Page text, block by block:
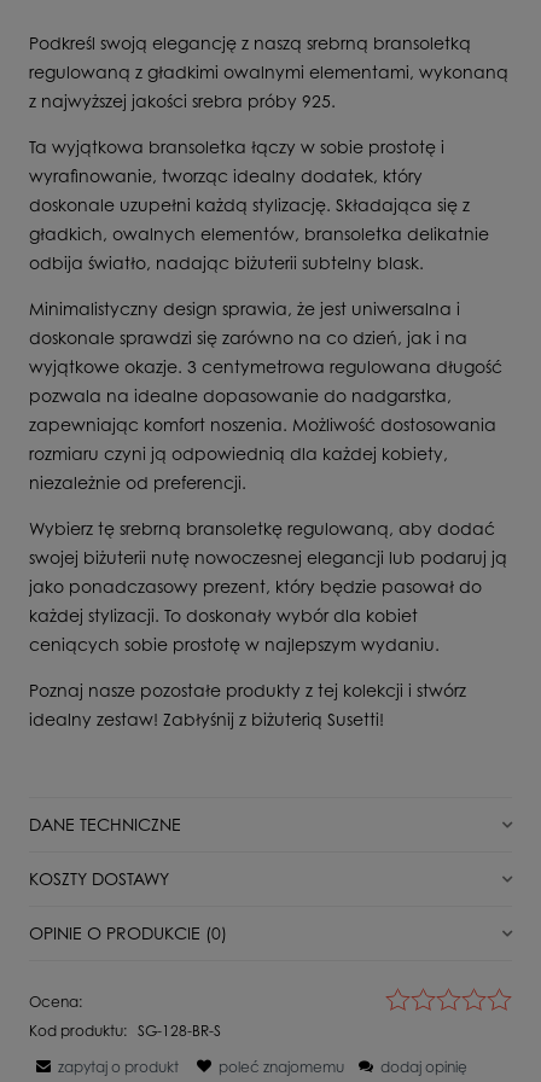
Podkreśl swoją elegancję z naszą srebrną bransoletką
regulowaną z gładkimi owalnymi elementami, wykonaną
z najwyższej jakości srebra próby 925.
Ta wyjątkowa bransoletka łączy w sobie prostotę i
wyrafinowanie, tworząc idealny dodatek, który
doskonale uzupełni każdą stylizację. Składająca się z
gładkich, owalnych elementów, bransoletka delikatnie
odbija światło, nadając biżuterii subtelny blask.
Minimalistyczny design sprawia, że jest uniwersalna i
doskonale sprawdzi się zarówno na co dzień, jak i na
wyjątkowe okazje. 3 centymetrowa regulowana długość
pozwala na idealne dopasowanie do nadgarstka,
zapewniając komfort noszenia. Możliwość dostosowania
rozmiaru czyni ją odpowiednią dla każdej kobiety,
niezależnie od preferencji.
Wybierz tę srebrną bransoletkę regulowaną, aby dodać
swojej biżuterii nutę nowoczesnej elegancji lub podaruj ją
jako ponadczasowy prezent, który będzie pasował do
każdej stylizacji. To doskonały wybór dla kobiet
ceniących sobie prostotę w najlepszym wydaniu.
Poznaj nasze pozostałe produkty z tej kolekcji i stwórz
idealny zestaw! Zabłyśnij z biżuterią Susetti!
DANE TECHNICZNE
Dla kogo
KOSZTY DOSTAWY
DPD Pickup punkt odbioru/automat paczkowy
Kurier Inpost
OPINIE O PRODUKCIE (0)
weryfikujemy, czy pochodzą one od klientów, którzy kupili dany
produkt.
Ocena:
Kod produktu: SG-128-BR-S
zapytaj o produkt
poleć znajomemu dodaj opinię